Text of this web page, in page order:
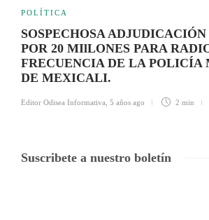
POLÍTICA
SOSPECHOSA
POR 20 MIlLONES PARA
FRECUENCIA DE LA POLICÍA
DE MEXICALI.
Editor Odisea Informativa 5 años ago 2 min
Suscribete a nuestro boletín